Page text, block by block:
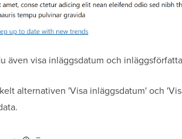
även visa inläggsdatum och
alternativen 'Visa inläggsdatum' och